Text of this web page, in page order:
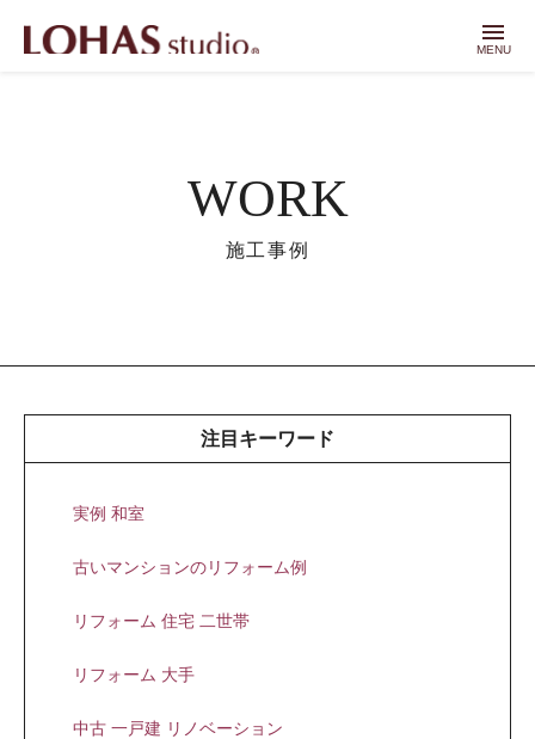
menu
MENU
WORK
施工事例
注目キーワード
実例 和室
古いマンションのリフォーム例
リフォーム 住宅 二世帯
リフォーム 大手
中古 一戸建 リノベーション